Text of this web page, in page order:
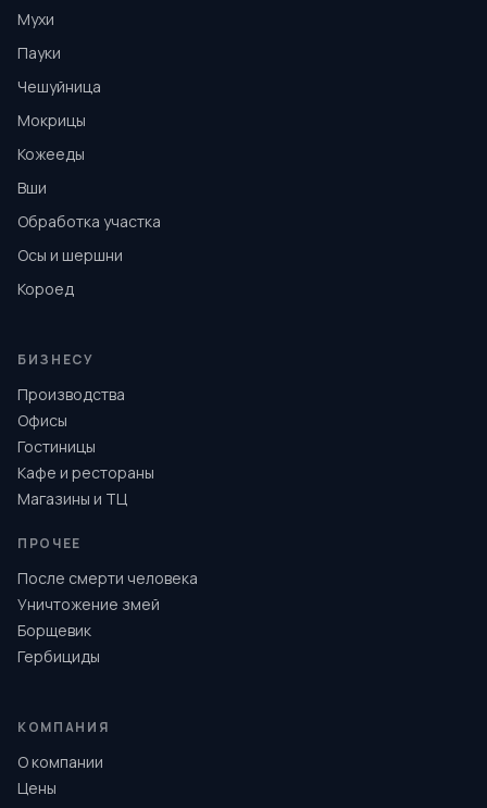
Мухи
Пауки
Чешуйница
Мокрицы
Кожееды
Вши
Обработка участка
Осы и шершни
Короед
БИЗНЕСУ
Производства
Офисы
Гостиницы
Кафе и рестораны
Магазины и ТЦ
ПРОЧЕЕ
После смерти человека
Уничтожение змей
Борщевик
Гербициды
КОМПАНИЯ
О компании
Цены